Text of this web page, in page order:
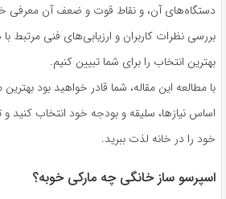
دستگاه‌های آن، و نقاط قوت و ضعف آن معرفی
بررسی نظرات کاربران و ارزیابی‌های فنی مرتبط
بهترین انتخاب را برای شما تبیین کنیم.
با مطالعه این مقاله، شما قادر خواهید بود
اساس نیازها، سلیقه و بودجه خود انتخاب کنید
خود را در خانه لذت ببرید.
اسپرسو ساز خانگی چه مارکی خوبه؟